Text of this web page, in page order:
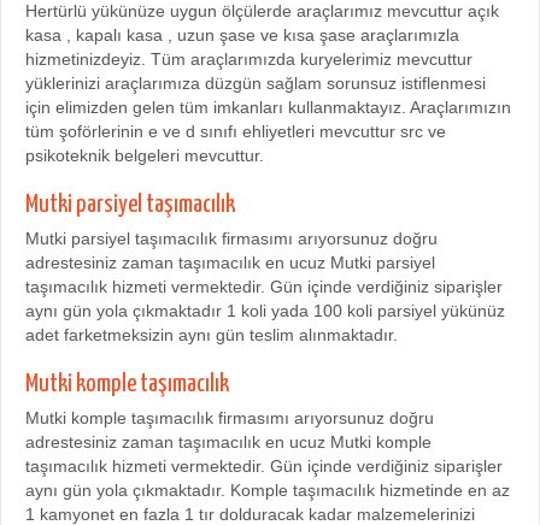
Hertürlü yükünüze uygun ölçülerde araçlarımız mevcuttur açık
kasa , kapalı kasa , uzun şase ve kısa şase araçlarımızla
hizmetinizdeyiz. Tüm araçlarımızda kuryelerimiz mevcuttur
yüklerinizi araçlarımıza düzgün sağlam sorunsuz istiflenmesi
için elimizden gelen tüm imkanları kullanmaktayız. Araçlarımızın
tüm şoförlerinin e ve d sınıfı ehliyetleri mevcuttur src ve
psikoteknik belgeleri mevcuttur.
Mutki parsiyel taşımacılık
Mutki parsiyel taşımacılık firmasımı arıyorsunuz doğru
adrestesiniz zaman taşımacılık en ucuz Mutki parsiyel
taşımacılık hizmeti vermektedir. Gün içinde verdiğiniz siparişler
aynı gün yola çıkmaktadır 1 koli yada 100 koli parsiyel yükünüz
adet farketmeksizin aynı gün teslim alınmaktadır.
Mutki komple taşımacılık
Mutki komple taşımacılık firmasımı arıyorsunuz doğru
adrestesiniz zaman taşımacılık en ucuz Mutki komple
taşımacılık hizmeti vermektedir. Gün içinde verdiğiniz siparişler
aynı gün yola çıkmaktadır. Komple taşımacılık hizmetinde en az
1 kamyonet en fazla 1 tır dolduracak kadar malzemelerinizi